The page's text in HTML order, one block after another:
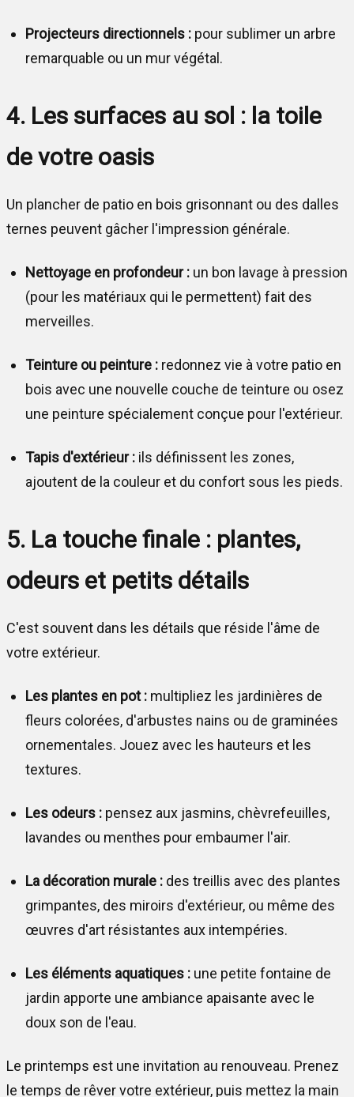
Projecteurs directionnels : pour sublimer un arbre
remarquable ou un mur végétal.
4. Les surfaces au sol : la toile
de votre oasis
Un plancher de patio en bois grisonnant ou des dalles
ternes peuvent gâcher l'impression générale.
Nettoyage en profondeur : un bon lavage à pression
(pour les matériaux qui le permettent) fait des
merveilles.
Teinture ou peinture : redonnez vie à votre patio en
bois avec une nouvelle couche de teinture ou osez
une peinture spécialement conçue pour l'extérieur.
Tapis d'extérieur : ils définissent les zones,
ajoutent de la couleur et du confort sous les pieds.
5. La touche finale : plantes,
odeurs et petits détails
C'est souvent dans les détails que réside l'âme de
votre extérieur.
Les plantes en pot : multipliez les jardinières de
fleurs colorées, d'arbustes nains ou de graminées
ornementales. Jouez avec les hauteurs et les
textures.
Les odeurs : pensez aux jasmins, chèvrefeuilles,
lavandes ou menthes pour embaumer l'air.
La décoration murale : des treillis avec des plantes
grimpantes, des miroirs d'extérieur, ou même des
œuvres d'art résistantes aux intempéries.
Les éléments aquatiques : une petite fontaine de
jardin apporte une ambiance apaisante avec le
doux son de l'eau.
Le printemps est une invitation au renouveau. Prenez
le temps de rêver votre extérieur, puis mettez la main